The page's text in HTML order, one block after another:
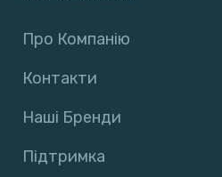
Про Компанію
Контакти
Наші Бренди
Підтримка